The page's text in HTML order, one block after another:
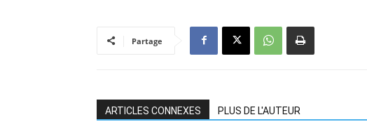
Partage
ARTICLES CONNEXES PLUS DE L'AUTEUR